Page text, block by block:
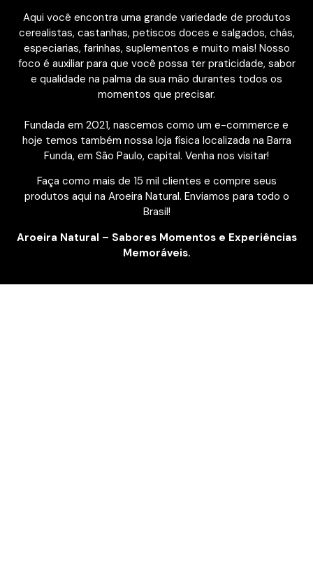
Aqui você encontra uma grande variedade de produtos
cerealistas, castanhas, petiscos doces e salgados, chás,
especiarias, farinhas, suplementos e muito mais! Nosso
foco é auxiliar para que você possa ter praticidade, sabor
e qualidade na palma da sua mão durantes todos os
momentos que precisar.
Fundada em 2021, nascemos como um e-commerce e
hoje temos também nossa loja física localizada na Barra
Funda, em São Paulo, capital. Venha nos visitar!
Faça como mais de 15 mil clientes e compre seus
produtos aqui na Aroeira Natural. Enviamos para todo o
Brasil!
Aroeira Natural – Sabores Momentos e Experiências
Memoráveis.